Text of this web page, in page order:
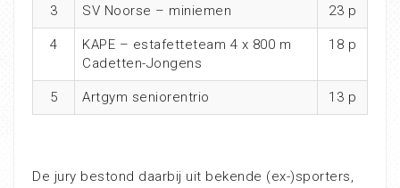
3 SV Noorse – miniemen 23 p
4
KAPE – estafetteteam 4 x 800 m
Cadetten-Jongens
18 p
5 Artgym seniorentrio 13 p
De jury bestond daarbij uit bekende (ex-)sporters,